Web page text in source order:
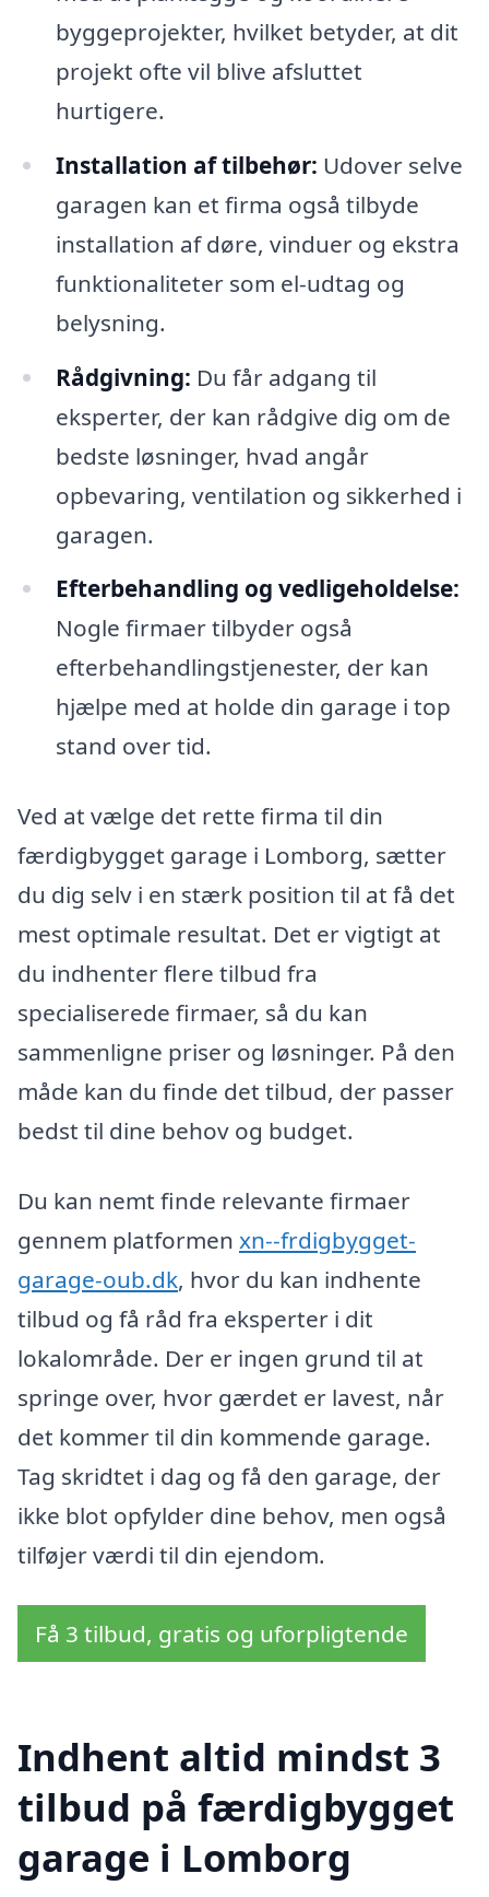
byggeprojekter, hvilket betyder, at dit
projekt ofte vil blive afsluttet
hurtigere.
Installation af tilbehør: Udover selve
garagen kan et firma også tilbyde
installation af døre, vinduer og ekstra
funktionaliteter som el-udtag og
belysning.
Rådgivning: Du får adgang til
eksperter, der kan rådgive dig om de
bedste løsninger, hvad angår
opbevaring, ventilation og sikkerhed i
garagen.
Efterbehandling og vedligeholdelse:
Nogle firmaer tilbyder også
efterbehandlingstjenester, der kan
hjælpe med at holde din garage i top
stand over tid.
Ved at vælge det rette firma til din
færdigbygget garage i Lomborg, sætter
du dig selv i en stærk position til at få det
mest optimale resultat. Det er vigtigt at
du indhenter flere tilbud fra
specialiserede firmaer, så du kan
sammenligne priser og løsninger. På den
måde kan du finde det tilbud, der passer
bedst til dine behov og budget.
Du kan nemt finde relevante firmaer
gennem platformen xn--frdigbygget-
garage-oub.dk, hvor du kan indhente
tilbud og få råd fra eksperter i dit
lokalområde. Der er ingen grund til at
springe over, hvor gærdet er lavest, når
det kommer til din kommende garage.
Tag skridtet i dag og få den garage, der
ikke blot opfylder dine behov, men også
tilføjer værdi til din ejendom.
Få 3 tilbud, gratis og uforpligtende
Indhent altid mindst 3
tilbud på færdigbygget
garage i Lomborg